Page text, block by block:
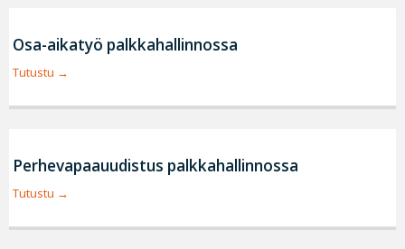
Osa-aikatyö palkkahallinnossa
Tutustu
Perhevapaauudistus palkkahallinnossa
Tutustu